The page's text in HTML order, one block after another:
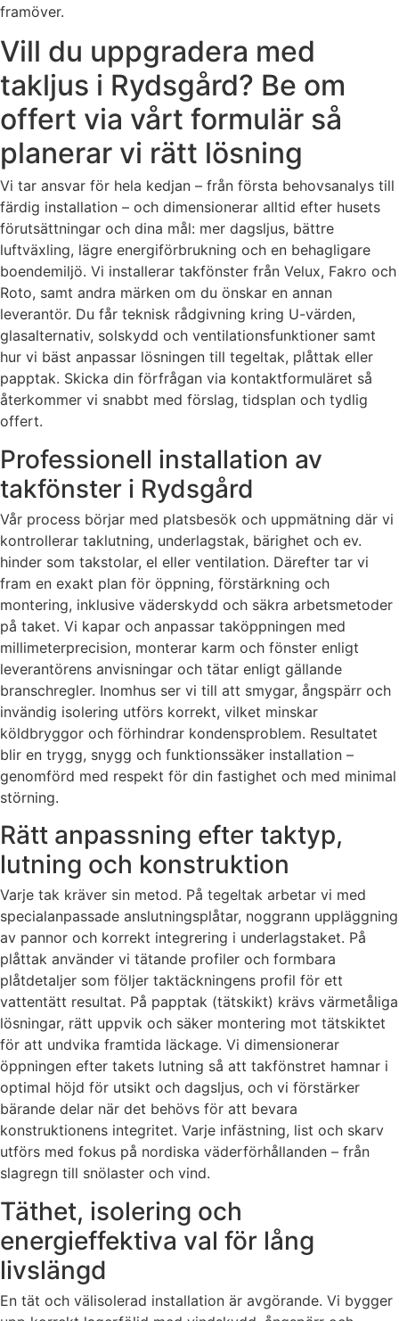
framöver.
Vill du uppgradera med
takljus i Rydsgård? Be om
offert via vårt formulär så
planerar vi rätt lösning
Vi tar ansvar för hela kedjan – från första behovsanalys till
färdig installation – och dimensionerar alltid efter husets
förutsättningar och dina mål: mer dagsljus, bättre
luftväxling, lägre energiförbrukning och en behagligare
boendemiljö. Vi installerar takfönster från Velux, Fakro och
Roto, samt andra märken om du önskar en annan
leverantör. Du får teknisk rådgivning kring U-värden,
glasalternativ, solskydd och ventilationsfunktioner samt
hur vi bäst anpassar lösningen till tegeltak, plåttak eller
papptak. Skicka din förfrågan via kontaktformuläret så
återkommer vi snabbt med förslag, tidsplan och tydlig
offert.
Professionell installation av
takfönster i Rydsgård
Vår process börjar med platsbesök och uppmätning där vi
kontrollerar taklutning, underlagstak, bärighet och ev.
hinder som takstolar, el eller ventilation. Därefter tar vi
fram en exakt plan för öppning, förstärkning och
montering, inklusive väderskydd och säkra arbetsmetoder
på taket. Vi kapar och anpassar taköppningen med
millimeterprecision, monterar karm och fönster enligt
leverantörens anvisningar och tätar enligt gällande
branschregler. Inomhus ser vi till att smygar, ångspärr och
invändig isolering utförs korrekt, vilket minskar
köldbryggor och förhindrar kondensproblem. Resultatet
blir en trygg, snygg och funktionssäker installation –
genomförd med respekt för din fastighet och med minimal
störning.
Rätt anpassning efter taktyp,
lutning och konstruktion
Varje tak kräver sin metod. På tegeltak arbetar vi med
specialanpassade anslutningsplåtar, noggrann uppläggning
av pannor och korrekt integrering i underlagstaket. På
plåttak använder vi tätande profiler och formbara
plåtdetaljer som följer taktäckningens profil för ett
vattentätt resultat. På papptak (tätskikt) krävs värmetåliga
lösningar, rätt uppvik och säker montering mot tätskiktet
för att undvika framtida läckage. Vi dimensionerar
öppningen efter takets lutning så att takfönstret hamnar i
optimal höjd för utsikt och dagsljus, och vi förstärker
bärande delar när det behövs för att bevara
konstruktionens integritet. Varje infästning, list och skarv
utförs med fokus på nordiska väderförhållanden – från
slagregn till snölaster och vind.
Täthet, isolering och
energieffektiva val för lång
livslängd
En tät och välisolerad installation är avgörande. Vi bygger